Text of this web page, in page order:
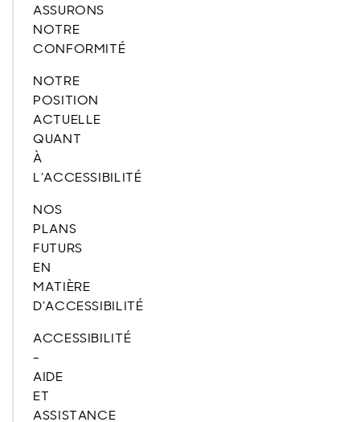
ASSURONS
NOTRE
CONFORMITÉ
NOTRE
POSITION
ACTUELLE
QUANT
À
L’ACCESSIBILITÉ
NOS
PLANS
FUTURS
EN
MATIÈRE
D’ACCESSIBILITÉ
ACCESSIBILITÉ
-
AIDE
ET
ASSISTANCE